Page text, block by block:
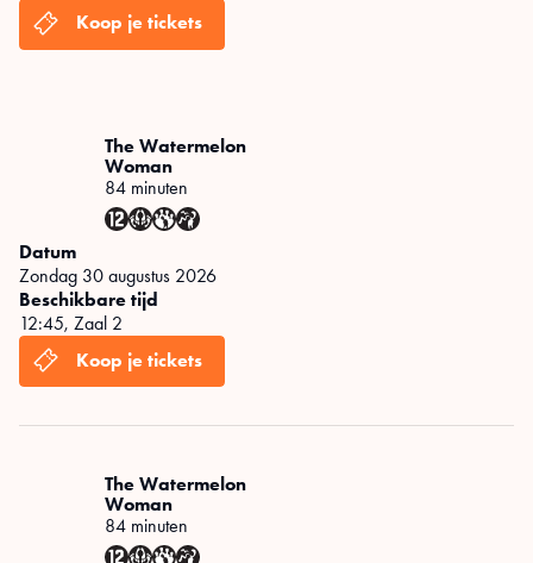
The Watermelon
Woman
84 minuten
Datum
zondag 30 augustus 2026
Beschikbare tijd
12:45, Zaal 2
The Watermelon
Woman
84 minuten